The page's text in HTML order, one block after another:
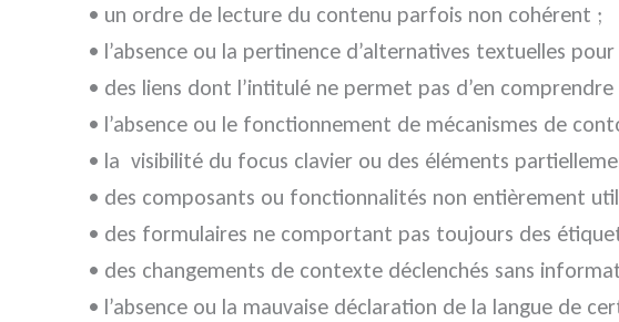
• un ordre de lecture du contenu parfois non cohérent ;
• l’absence ou la pertinence d’alternatives textuelles
• des liens dont l’intitulé ne permet pas d’en
• l’absence ou le fonctionnement de mécanismes de
• la visibilité du focus clavier ou des éléments
• des composants ou fonctionnalités non entièrement
• des formulaires ne comportant pas toujours des
• des changements de contexte déclenchés sans
• l’absence ou la mauvaise déclaration de la langue de